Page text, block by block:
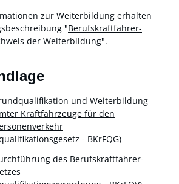
zur Weiterbildung erhalten
"Berufskraftfahrer-
der Weiterbildung".
und Weiterbildung
Kraftfahrzeuge für den
- BKrFQG)
des Berufskraftfahrer-